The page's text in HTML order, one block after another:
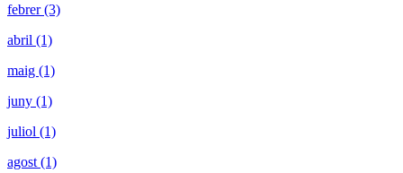
febrer (3)
abril (1)
maig (1)
juny (1)
juliol (1)
agost (1)